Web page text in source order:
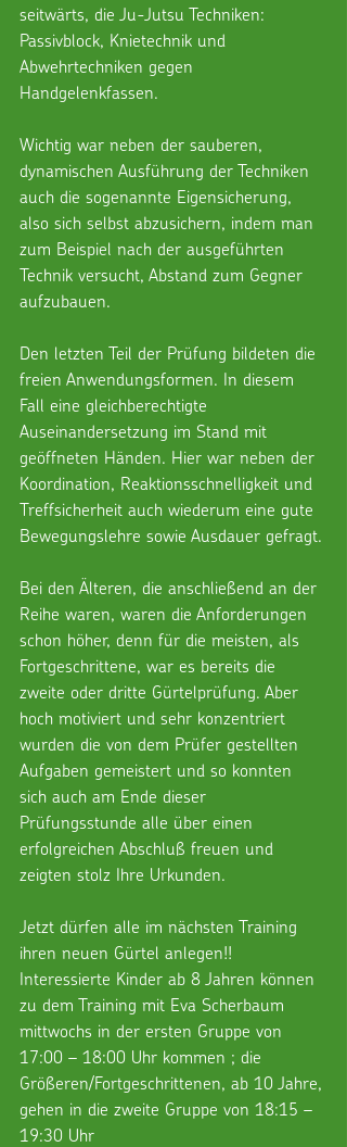
seitwärts, die Ju-Jutsu Techniken:
Passivblock, Knietechnik und
Abwehrtechniken gegen
Handgelenkfassen.
Wichtig war neben der sauberen,
dynamischen Ausführung der Techniken
auch die sogenannte Eigensicherung,
also sich selbst abzusichern, indem man
zum Beispiel nach der ausgeführten
Technik versucht, Abstand zum Gegner
aufzubauen.
Den letzten Teil der Prüfung bildeten die
freien Anwendungsformen. In diesem
Fall eine gleichberechtigte
Auseinandersetzung im Stand mit
geöffneten Händen. Hier war neben der
Koordination, Reaktionsschnelligkeit und
Treffsicherheit auch wiederum eine gute
Bewegungslehre sowie Ausdauer gefragt.
Bei den Älteren, die anschließend an der
Reihe waren, waren die Anforderungen
schon höher, denn für die meisten, als
Fortgeschrittene, war es bereits die
zweite oder dritte Gürtelprüfung. Aber
hoch motiviert und sehr konzentriert
wurden die von dem Prüfer gestellten
Aufgaben gemeistert und so konnten
sich auch am Ende dieser
Prüfungsstunde alle über einen
erfolgreichen Abschluß freuen und
zeigten stolz Ihre Urkunden.
Jetzt dürfen alle im nächsten Training
ihren neuen Gürtel anlegen!!
Interessierte Kinder ab 8 Jahren können
zu dem Training mit Eva Scherbaum
mittwochs in der ersten Gruppe von
17:00 – 18:00 Uhr kommen ; die
Größeren/Fortgeschrittenen, ab 10 Jahre,
gehen in die zweite Gruppe von 18:15 –
19:30 Uhr